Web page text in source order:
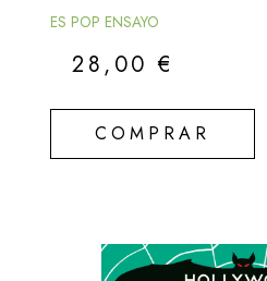
ES POP ENSAYO
28,00€
COMPRAR